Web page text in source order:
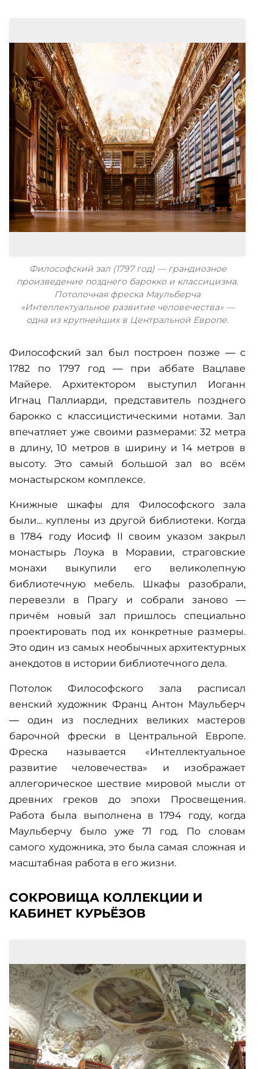
Философский зал (1797 год) — грандиознoe
произведение позднего барокко и классицизма.
Потолочная фреска Маульберча
«Интеллектуальное развитие человечества» —
одна из крупнейших в Центральной Европе.
Философский зал был построен позже — с
1782 по 1797 год — при аббате Вацлаве
Майере. Архитектором выступил Иоганн
Игнац Паллиарди, представитель позднего
барокко с классицистическими нотами. Зал
впечатляет уже своими размерами: 32 метра
в длину, 10 метров в ширину и 14 метров в
высоту. Это самый большой зал во всём
монастырском комплексе.
Книжные шкафы для Философского зала
были... куплены из другой библиотеки. Когда
в 1784 году Иосиф II своим указом закрыл
монастырь Лоука в Моравии, страговские
монахи выкупили его великолепную
библиотечную мебель. Шкафы разобрали,
перевезли в Прагу и собрали заново —
причём новый зал пришлось специально
проектировать под их конкретные размеры.
Это один из самых необычных архитектурных
анекдотов в истории библиотечного дела.
Потолок Философского зала расписал
венский художник Франц Антон Маульберч
— один из последних великих мастеров
барочной фрески в Центральной Европе.
Фреска называется «Интеллектуальное
развитие человечества» и изображает
аллегорическое шествие мировой мысли от
древних греков до эпохи Просвещения.
Работа была выполнена в 1794 году, когда
Маульберчу было уже 71 год. По словам
самого художника, это была самая сложная и
масштабная работа в его жизни.
СОКРОВИЩА КОЛЛЕКЦИИ И
КАБИНЕТ КУРЬЁЗОВ